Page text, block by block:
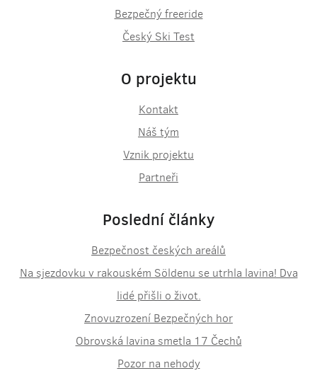
Bezpečný freeride
Český Ski Test
O projektu
Kontakt
Náš tým
Vznik projektu
Partneři
Poslední články
Bezpečnost českých areálů
Na sjezdovku v rakouském Söldenu se utrhla lavina! Dva
lidé přišli o život.
Znovuzrození Bezpečných hor
Obrovská lavina smetla 17 Čechů
Pozor na nehody